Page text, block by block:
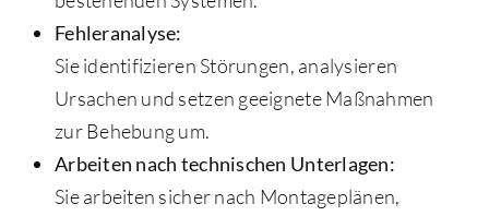
Fehleranalyse:
Sie identifizieren Störungen, analysieren
Ursachen und setzen geeignete Maßnahmen
zur Behebung um.
Arbeiten nach technischen Unterlagen:
Sie arbeiten sicher nach Montageplänen,